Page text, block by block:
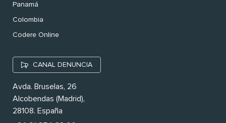
Panamá
Colombia
Codere Online
CANAL DENUNCIA
Avda. Bruselas, 26
Alcobendas (Madrid),
28108. España